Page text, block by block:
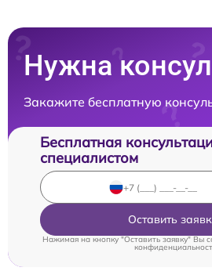
Нужна
Закажите бесплатную
Бесплатная
специалистом
Оставить
Нажимая на кнопку "Оставить заявку" Вы